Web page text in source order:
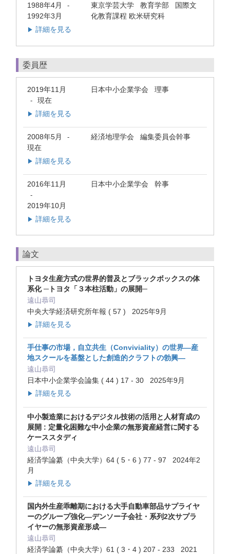
1988年4月 -
1992年3月
東京学芸大学 教育学部 国際文
化教育課程 欧米研究科
▶ 詳細を見る
委員歴
2019年11月
- 現在
日本中小企業学会 理事
▶ 詳細を見る
2008年5月 -
現在
経済地理学会 編集委員会幹事
▶ 詳細を見る
2016年11月
-
2019年10月
日本中小企業学会 幹事
▶ 詳細を見る
論文
トヨタ生産方式の世界的普及とブラックボックスの体
系化 ─トヨタ「３本柱活動」の展開─
遠山恭司
中央大学経済研究所年報 ( 57 ) 2025年9月
▶ 詳細を見る
手仕事の市場，自立共生（Conviviality）の世界―産
地スクールを基盤とした創造的クラフトの勃興―
遠山恭司
日本中小企業学会論集 ( 44 ) 17 - 30 2025年9月
▶ 詳細を見る
中小製造業におけるデジタル技術の活用と人材育成の
展開 : 定量化困難な中小企業の無形資産経営に関する
ケーススタディ
遠山恭司
経済学論纂（中央大学）64 ( 5・6 ) 77 - 97 2024年2
月
▶ 詳細を見る
国内外生産乖離期における大手自動車部品サプライヤ
ーのグループ強化―デンソー子会社・系列2次サプラ
イヤーの無形資産形成―
遠山恭司
経済学論纂（中央大学）61 ( 3・4 ) 207 - 233 2021